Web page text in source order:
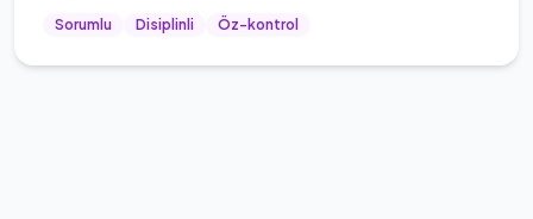
Sorumlu Disiplinli Öz-kontrol